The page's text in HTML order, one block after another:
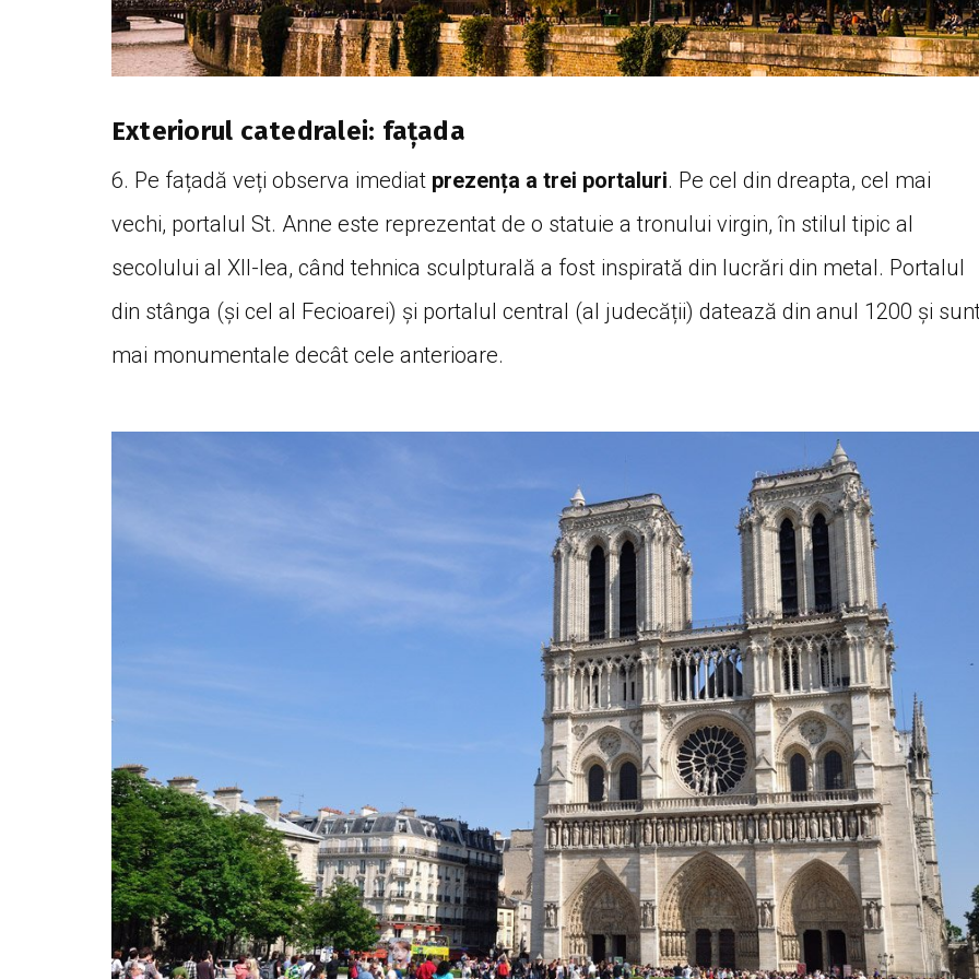
Exteriorul catedralei: fațada
6. Pe fațadă veți observa imediat prezența a trei portaluri. Pe cel din dreapta, cel mai
vechi, portalul St. Anne este reprezentat de o statuie a tronului virgin, în stilul tipic al
secolului al XII-lea, când tehnica sculpturală a fost inspirată din lucrări din metal. Portalul
din stânga (și cel al Fecioarei) și portalul central (al judecății) datează din anul 1200 și
mai monumentale decât cele anterioare.